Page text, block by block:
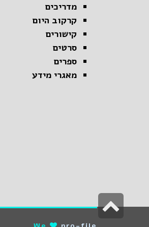
מדריכים
קרקוב היום
קישורים
סרטים
ספרים
מאגרי מידע
גלילה
לראש